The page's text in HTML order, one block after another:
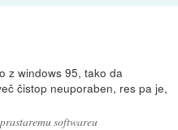
z windows 95, tako da
čistop neuporaben, res pa je,
softwareu